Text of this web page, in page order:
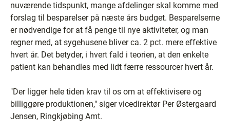
nuværende tidspunkt, mange afdelinger skal komme med
forslag til besparelser på næste års budget. Besparelserne
er nødvendige for at få penge til nye aktiviteter, og man
regner med, at sygehusene bliver ca. 2 pct. mere effektive
hvert år. Det betyder, i hvert fald i teorien, at den enkelte
patient kan behandles med lidt færre ressourcer hvert år.
"Der ligger hele tiden krav til os om at effektivisere og
billiggøre produktionen," siger vicedirektør Per Østergaard
Jensen, Ringkjøbing Amt.